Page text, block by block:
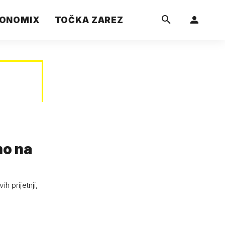
TOČKA ZAREZ
na
prijetnji,